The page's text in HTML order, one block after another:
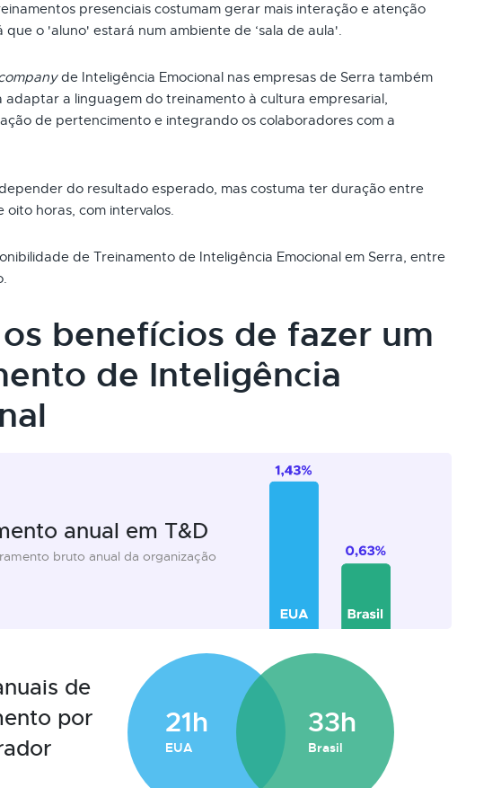
presenciais costumam gerar mais interação e atenção
o 'aluno' estará num ambiente de ‘sala de aula'.
de Inteligência Emocional nas empresas de Serra também
adaptar a linguagem do treinamento à cultura empresarial,
de pertencimento e integrando os colaboradores com a
do resultado esperado, mas costuma ter duração entre
oito horas, com intervalos.
de Treinamento de Inteligência Emocional em Serra, entre
benefícios de fazer um
de Inteligência
anual em T&D
bruto anual da organização
de
por
21h
EUA
33h
Brasil